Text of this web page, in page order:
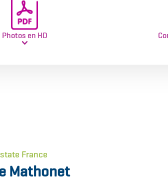
Photos en HD
France
Mathonet